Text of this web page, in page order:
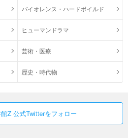
バイオレンス・ハードボイルド
ヒューマンドラマ
芸術・医療
歴史・時代物
Z 公式Twitterをフォロー